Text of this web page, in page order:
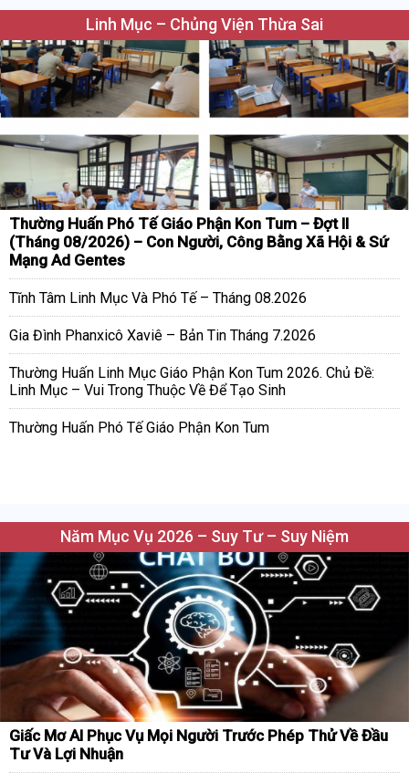
Linh Mục – Chủng Viện Thừa Sai
Thường Huấn Phó Tế Giáo Phận Kon Tum – Đợt II
(Tháng 08/2026) – Con Người, Công Bằng Xã Hội & Sứ
Mạng Ad Gentes
Tĩnh Tâm Linh Mục Và Phó Tế – Tháng 08.2026
Gia Đình Phanxicô Xaviê – Bản Tin Tháng 7.2026
Thường Huấn Linh Mục Giáo Phận Kon Tum 2026. Chủ Đề:
Linh Mục – Vui Trong Thuộc Về Để Tạo Sinh
Thường Huấn Phó Tế Giáo Phận Kon Tum
Năm Mục Vụ 2026 – Suy Tư – Suy Niệm
Giấc Mơ AI Phục Vụ Mọi Người Trước Phép Thử Về Đầu
Tư Và Lợi Nhuận